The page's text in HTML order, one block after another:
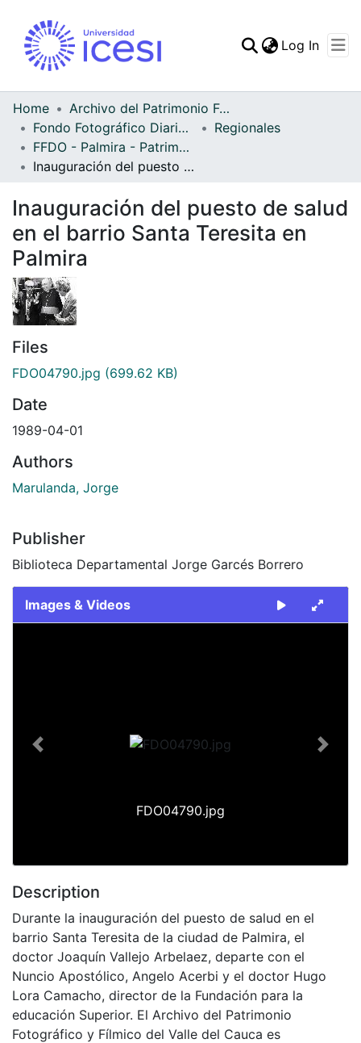
Statistics
Log In
Home
Archivo del Patrimonio Fotográfico y Fílmico del Valle del Cauca
Fondo Fotográfico Diario Occidente
Regionales
FFDO - Palmira - Patrimonial
Inauguración del puesto de salud en el barrio Santa Teresita en Palmira
Inauguración del puesto de salud
en el barrio Santa Teresita en
Palmira
Files
FDO04790.jpg (699.62 KB)
Date
1989-04-01
Authors
Marulanda, Jorge
Publisher
Biblioteca Departamental Jorge Garcés Borrero
Images & Videos
FDO04790.jpg
Previous Next
Description
Durante la inauguración del puesto de salud en el
barrio Santa Teresita de la ciudad de Palmira, el
doctor Joaquín Vallejo Arbelaez, departe con el
Nuncio Apostólico, Angelo Acerbi y el doctor Hugo
Lora Camacho, director de la Fundación para la
educación Superior. El Archivo del Patrimonio
Fotográfico y Fílmico del Valle del Cauca es